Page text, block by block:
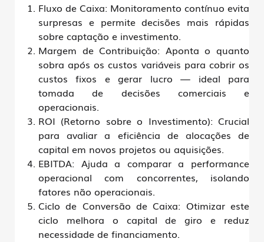
Fluxo de Caixa: Monitoramento contínuo evita
surpresas e permite decisões mais rápidas
sobre captação e investimento.
Margem de Contribuição: Aponta o quanto
sobra após os custos variáveis para cobrir os
custos fixos e gerar lucro — ideal para
tomada de decisões comerciais e
operacionais.
ROI (Retorno sobre o Investimento): Crucial
para avaliar a eficiência de alocações de
capital em novos projetos ou aquisições.
EBITDA: Ajuda a comparar a performance
operacional com concorrentes, isolando
fatores não operacionais.
Ciclo de Conversão de Caixa: Otimizar este
ciclo melhora o capital de giro e reduz
necessidade de financiamento.